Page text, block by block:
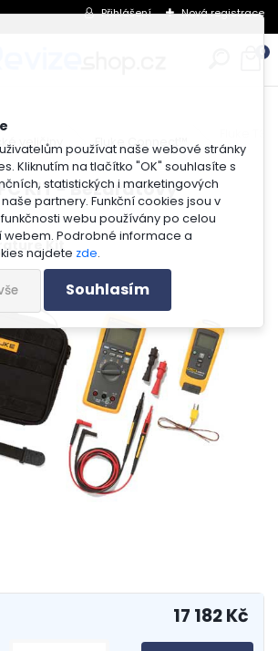
používat naše webové stránky
Kliknutím na tlačítko "OK" souhlasíte s
statistických i marketingových
partnery. Funkční cookies jsou v
webu používány po celou
Podrobné informace a
najdete zde.
Souhlasím
Přihlášení Nová registrace
0
veličiny Fluke Connect™
KIT - Bezdrátový
Kit
17 182 Kč